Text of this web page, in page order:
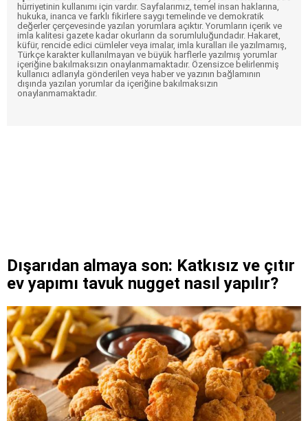
hürriyetinin kullanımı için vardır. Sayfalarımız, temel insan haklarına,
hukuka, inanca ve farklı fikirlere saygı temelinde ve demokratik
değerler çerçevesinde yazılan yorumlara açıktır. Yorumların içerik ve
imla kalitesi gazete kadar okurların da sorumluluğundadır. Hakaret,
küfür, rencide edici cümleler veya imalar, imla kuralları ile yazılmamış,
Türkçe karakter kullanılmayan ve büyük harflerle yazılmış yorumlar
içeriğine bakılmaksızın onaylanmamaktadır. Özensizce belirlenmiş
kullanıcı adlarıyla gönderilen veya haber ve yazının bağlamının
dışında yazılan yorumlar da içeriğine bakılmaksızın
onaylanmamaktadır.
Dışarıdan almaya son: Katkısız ve çıtır
ev yapımı tavuk nugget nasıl yapılır?